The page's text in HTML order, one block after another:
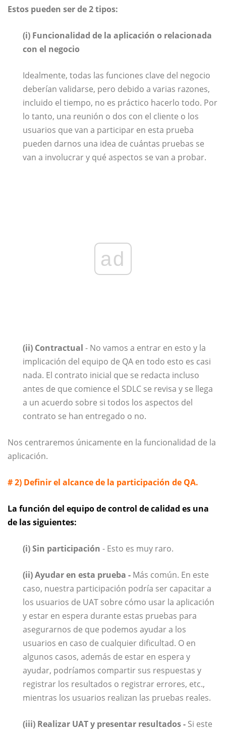
Estos pueden ser de 2 tipos:
(i) Funcionalidad de la aplicación o relacionada
con el negocio
Idealmente, todas las funciones clave del negocio
deberían validarse, pero debido a varias razones,
incluido el tiempo, no es práctico hacerlo todo. Por
lo tanto, una reunión o dos con el cliente o los
usuarios que van a participar en esta prueba
pueden darnos una idea de cuántas pruebas se
van a involucrar y qué aspectos se van a probar.
ad
(ii) Contractual - No vamos a entrar en esto y la
implicación del equipo de QA en todo esto es casi
nada. El contrato inicial que se redacta incluso
antes de que comience el SDLC se revisa y se llega
a un acuerdo sobre si todos los aspectos del
contrato se han entregado o no.
Nos centraremos únicamente en la funcionalidad de la
aplicación.
# 2) Definir el alcance de la participación de QA.
La función del equipo de control de calidad es una
de las siguientes:
(i) Sin participación - Esto es muy raro.
(ii) Ayudar en esta prueba - Más común. En este
caso, nuestra participación podría ser capacitar a
los usuarios de UAT sobre cómo usar la aplicación
y estar en espera durante estas pruebas para
asegurarnos de que podemos ayudar a los
usuarios en caso de cualquier dificultad. O en
algunos casos, además de estar en espera y
ayudar, podríamos compartir sus respuestas y
registrar los resultados o registrar errores, etc.,
mientras los usuarios realizan las pruebas reales.
(iii) Realizar UAT y presentar resultados - Si este